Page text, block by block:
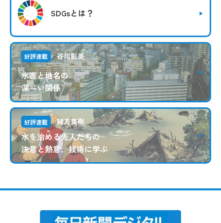
SDGsとは？
好評連載 谷川彰英
水害と地名の
深～い関係
好評連載 緒方英樹
水を治める先人たちの
決意と熱意、技術に学ぶ